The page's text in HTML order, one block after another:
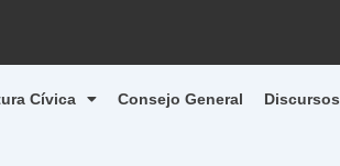
Cívica Consejo General Discursos